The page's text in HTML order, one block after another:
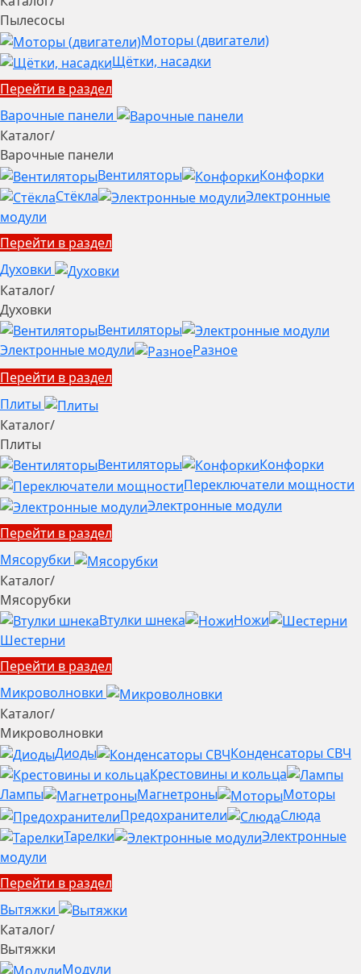
Пылесосы
Моторы (двигатели)
Щётки, насадки
Перейти в раздел
Варочные панели
Каталог/
Варочные панели
Вентиляторы
Конфорки
Стёкла
Электронные
модули
Перейти в раздел
Духовки
Каталог/
Духовки
Вентиляторы
Электронные модули
Разное
Перейти в раздел
Плиты
Каталог/
Плиты
Вентиляторы
Конфорки
Переключатели мощности
Электронные модули
Перейти в раздел
Мясорубки
Каталог/
Мясорубки
Втулки шнека
Ножи
Шестерни
Перейти в раздел
Микроволновки
Каталог/
Микроволновки
Диоды
Конденсаторы СВЧ
Крестовины и кольца
Лампы
Магнетроны
Моторы
Предохранители
Слюда
Тарелки
Электронные
модули
Перейти в раздел
Вытяжки
Каталог/
Вытяжки
Модули